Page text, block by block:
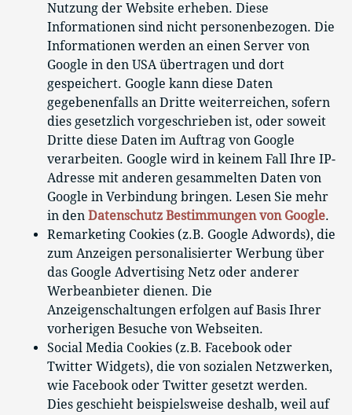
Nutzung der Website erheben. Diese
Informationen sind nicht personenbezogen. Die
Informationen werden an einen Server von
Google in den USA übertragen und dort
gespeichert. Google kann diese Daten
gegebenenfalls an Dritte weiterreichen, sofern
dies gesetzlich vorgeschrieben ist, oder soweit
Dritte diese Daten im Auftrag von Google
verarbeiten. Google wird in keinem Fall Ihre IP-
Adresse mit anderen gesammelten Daten von
Google in Verbindung bringen. Lesen Sie mehr
in den Datenschutz Bestimmungen von Google.
Remarketing Cookies (z.B. Google Adwords), die
zum Anzeigen personalisierter Werbung über
das Google Advertising Netz oder anderer
Werbeanbieter dienen. Die
Anzeigenschaltungen erfolgen auf Basis Ihrer
vorherigen Besuche von Webseiten.
Social Media Cookies (z.B. Facebook oder
Twitter Widgets), die von sozialen Netzwerken,
wie Facebook oder Twitter gesetzt werden.
Dies geschieht beispielsweise deshalb, weil auf